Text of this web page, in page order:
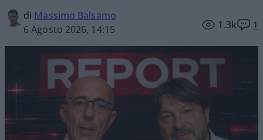
di Massimo Balsamo
6 Agosto 2026, 14:15
1.3k 1